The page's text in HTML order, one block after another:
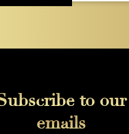
to our
emails